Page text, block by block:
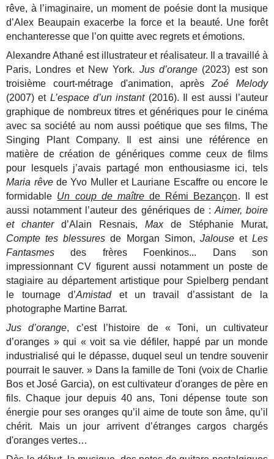
rêve, à l’imaginaire, un moment de poésie dont la musique
d’Alex Beaupain exacerbe la force et la beauté. Une forêt
enchanteresse que l’on quitte avec regrets et émotions.
Alexandre Athané est illustrateur et réalisateur. Il a travaillé à
Paris, Londres et New York. Jus d’orange (2023) est son
troisième court-métrage d'animation, aprèsZoé Melody
(2007) et L’espace d’un instant(2016). Il est aussi l’auteur
graphique de nombreux titres et génériques pour le cinéma
avec sa société au nom aussi poétique que ses films, The
Singing Plant Company. Il est ainsi une référence en
matière de création de génériques comme ceux de films
pour lesquels j’avais partagé mon enthousiasme ici, tels
Maria rêvede Yvo Muller et Lauriane Escaffre ou encore le
formidable Un coup de maîtrede Rémi Bezançon. Il est
aussi notamment l’auteur des génériques de : Aimer, boire
et chanterd’Alain Resnais, Maxde Stéphanie Murat,
Compte tes blessures de Morgan Simon, Jalouseet Les
Fantasmes des frères Foenkinos... Dans son
impressionnant CV figurent aussi notamment un poste de
stagiaire au département artistique pour Spielberg pendant
le tournage d’Amistadet un travail d’assistant de la
photographe Martine Barrat.
Jus d’orange, c’est l’histoire de « Toni, un cultivateur
d’oranges » qui « voit sa vie défiler, happé par un monde
industrialisé qui le dépasse, duquel seul un tendre souvenir
pourrait le sauver. » Dans la famille de Toni (voix de Charlie
Bos et José Garcia), on est cultivateur d'oranges de père en
fils. Chaque jour depuis 40 ans, Toni dépense toute son
énergie pour ses oranges qu’il aime de toute son âme, qu’il
chérit. Mais un jour arrivent d’étranges cargos chargés
d'oranges vertes…